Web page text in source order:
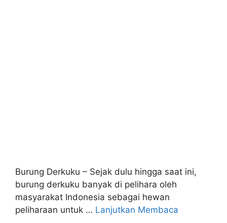
Burung Derkuku – Sejak dulu hingga saat ini,
burung derkuku banyak di pelihara oleh
masyarakat Indonesia sebagai hewan
peliharaan untuk … Lanjutkan Membaca